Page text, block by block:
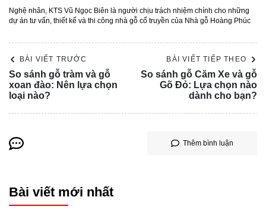
Nghệ nhân, KTS Vũ Ngọc Biên là người chịu trách nhiệm chính cho những
dự án tư vấn, thiết kế và thi công nhà gỗ cổ truyền của Nhà gỗ Hoàng Phúc
BÀI VIẾT TRƯỚC
So sánh gỗ tràm và gỗ
xoan đào: Nên lựa chọn
loại nào?
BÀI VIẾT TIẾP THEO
So sánh gỗ Căm Xe và gỗ
Gõ Đỏ: Lựa chọn nào
dành cho bạn?
Thêm bình luận
Bài viết mới nhất